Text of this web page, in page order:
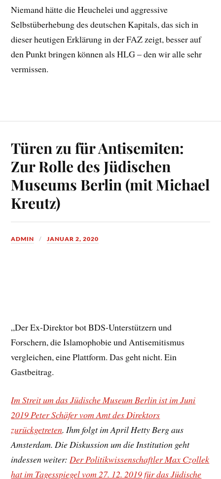
Niemand hätte die Heuchelei und aggressive
Selbstüberhebung des deutschen Kapitals, das sich in
dieser heutigen Erklärung in der FAZ zeigt, besser auf
den Punkt bringen können als HLG – den wir alle sehr
vermissen.
Türen zu für Antisemiten:
Zur Rolle des Jüdischen
Museums Berlin (mit Michael
Kreutz)
ADMIN JANUAR 2, 2020
„Der Ex-Direktor bot BDS-Unterstützern und
Forschern, die Islamophobie und Antisemitismus
vergleichen, eine Plattform. Das geht nicht. Ein
Gastbeitrag.
Im Streit um das Jüdische Museum Berlin ist im Juni
2019 Peter Schäfer vom Amt des Direktors
zurückgetreten. Ihm folgt im April Hetty Berg aus
Amsterdam. Die Diskussion um die Institution geht
indessen weiter: Der Politikwissenschaftler Max Czollek
hat im Tagesspiegel vom 27. 12. 2019 für das Jüdische